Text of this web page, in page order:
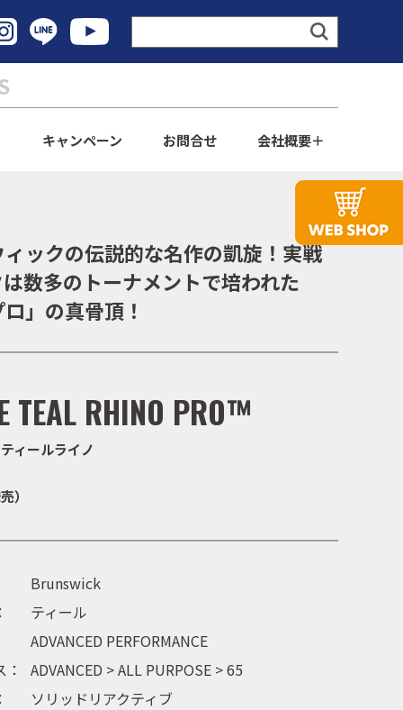
キャンペーン お問合せ 会社概要
ックの伝説的な名作の凱旋！実戦
数多のトーナメントで培われた
」の真骨頂！
TEAL RHINO PRO™
ィールライノ
）
Brunswick
ティール
ADVANCED PERFORMANCE
ADVANCED >ALL PURPOSE >65
ソリッドリアクティブ